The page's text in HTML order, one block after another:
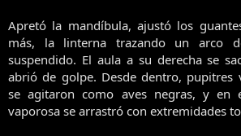
Apretó la mandíbula, ajustó los
más, la linterna trazando un arco
suspendido. El aula a su derecha se
abrió de golpe. Desde dentro, pupitres
se agitaron como aves negras, y en
vaporosa se arrastró con extremidades